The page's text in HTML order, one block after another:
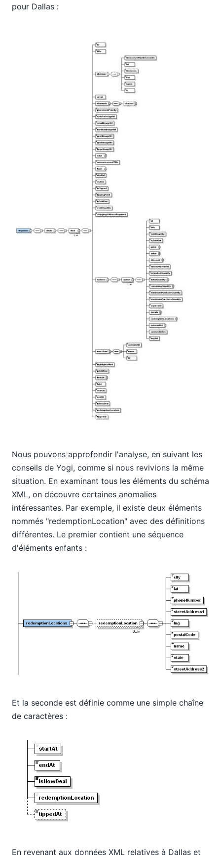
pour Dallas :
Nous pouvons approfondir l'analyse, en suivant les
conseils de Yogi, comme si nous revivions la même
situation. En examinant tous les éléments du schéma
XML, on découvre certaines anomalies
intéressantes. Par exemple, il existe deux éléments
nommés "redemptionLocation" avec des définitions
différentes. Le premier contient une séquence
d'éléments enfants :
Et la seconde est définie comme une simple chaîne
de caractères :
En revenant aux données XML relatives à Dallas et